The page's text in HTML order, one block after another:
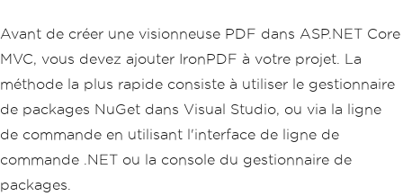
Avant de créer une visionneuse PDF dans ASP.NET Core
MVC, vous devez ajouter IronPDF à votre projet. La
méthode la plus rapide consiste à utiliser le gestionnaire
de packages NuGet dans Visual Studio, ou via la ligne
de commande en utilisant l'interface de ligne de
commande .NET ou la console du gestionnaire de
packages.